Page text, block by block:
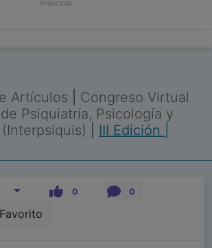
PUBLICIDAD
Artículos
Congreso Virtual
Psiquiatría, Psicología y
III Edición |
0 0